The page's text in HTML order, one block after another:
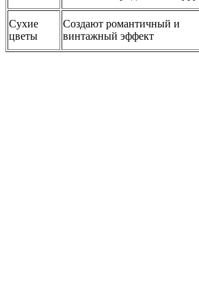
Сухие
цветы
Создают романтичный и
винтажный эффект